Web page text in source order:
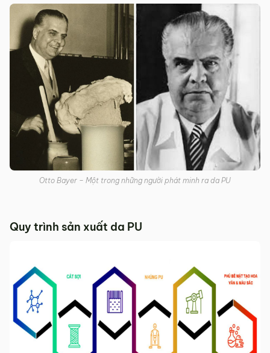
Otto Bayer – Một trong những người phát minh ra da PU
Quy trình sản xuất da PU